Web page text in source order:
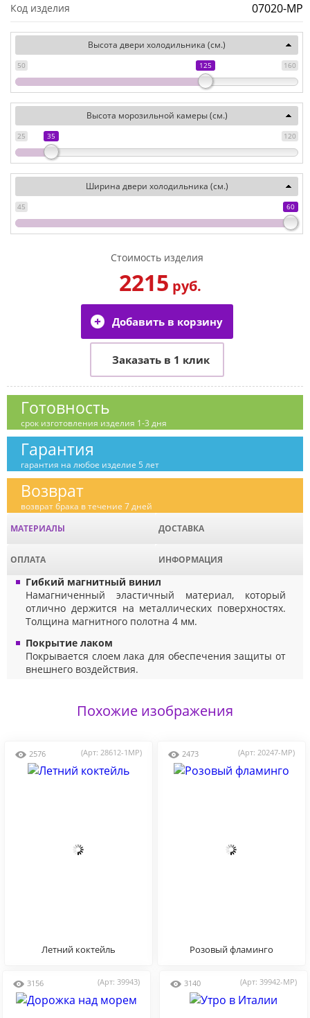
Код изделия 07020-MP
Высота двери холодильника (см.)
50 160
125
Высота морозильной камеры (см.)
25 120
35
Ширина двери холодильника (см.)
45 60
Стоимость изделия
2215 руб.
Готовность
срок изготовления изделия 1-3 дня
Гарантия
гарантия на любое изделие 5 лет
Возврат
возврат брака в течение 7 дней
МАТЕРИАЛЫ
ДОСТАВКА
ОПЛАТА ИНФОРМАЦИЯ
Гибкий магнитный винил
Намагниченный эластичный материал, который
отлично держится на металлических поверхностях.
Толщина магнитного полотна 4 мм.
Покрытие лаком
Покрывается слоем лака для обеспечения защиты от
внешнего воздействия.
Похожие изображения
2576 (Арт: 28612-1MP)
Летний коктейль
2473 (Арт: 20247-MP)
Розовый фламинго
3156 (Арт: 39943) 3140 (Арт: 39942-MP)